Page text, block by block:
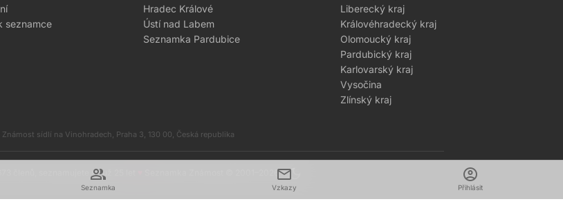
group
Seznamka
mail
Vzkazy
account_circle
Přihlásit
seznamce
Hradec Králové
Ústí nad Labem
Seznamka Pardubice
Liberecký kraj
Královéhradecký kraj
Olomoucký kraj
Pardubický kraj
Karlovarský kraj
Vysočina
Zlínský kraj
Známost sídlí na Vinohradech, Praha 3, 130 00, Česká republika
členů, seznamujete se už 25 let Seznamka Známost © 2001–2026 dark_mode